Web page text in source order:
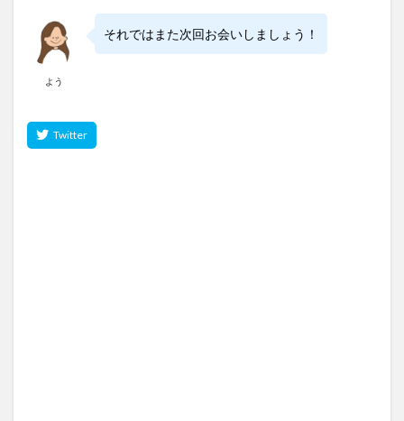
よう
それではまた次回お会いしましょう！